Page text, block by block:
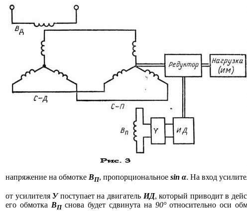
напряжение на обмотке ВП, пропорциональное sin α. На вход
от усилителя Упоступает на двигатель ИД, который приводит в
его обмотка ВПснова будет сдвинута на 90°относительно оси